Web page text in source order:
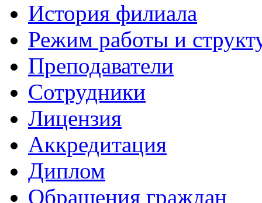
История филиала
Режим работы и
Преподаватели
Сотрудники
Лицензия
Аккредитация
Диплом
Обращения граждан